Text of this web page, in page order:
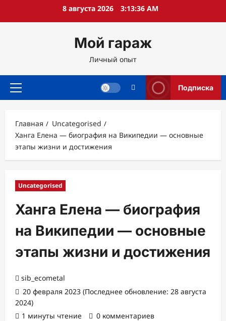
8 августа 2026 3:13:37 AM
Мой гараж
Личный опыт
Основное
Подписка
Главная
Uncategorised
Ханга Елена — биография на Википедии — основные
этапы жизни и достижения
Uncategorised
Ханга Елена — биография
на Википедии — основные
этапы жизни и достижения
sib_ecometal
20 февраля 2023 (Последнее обновление: 28 августа
2024)
1 минуты чтение
0 комментариев